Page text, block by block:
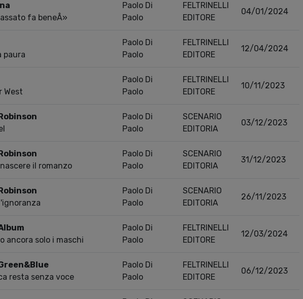
fa beneÂ»
Paolo Di
Paolo
FELTRINELLI
EDITORE
04/01/2024
paura
Paolo Di
Paolo
FELTRINELLI
EDITORE
12/04/2024
West
Paolo Di
Paolo
FELTRINELLI
EDITORE
10/11/2023
Paolo Di
Paolo
SCENARIO
EDITORIA
03/12/2023
il romanzo
Paolo Di
Paolo
SCENARIO
EDITORIA
31/12/2023
Paolo Di
Paolo
SCENARIO
EDITORIA
26/11/2023
ancora solo i maschi
Paolo Di
Paolo
FELTRINELLI
EDITORE
12/03/2024
resta senza voce
Paolo Di
Paolo
FELTRINELLI
EDITORE
06/12/2023